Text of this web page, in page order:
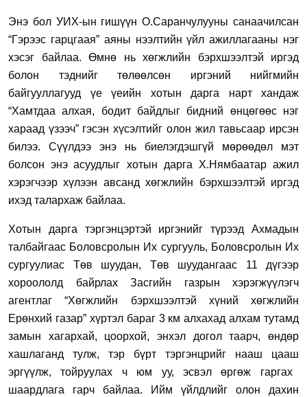
Энэ бол УИХ-ын гишүүн О.Саранчулууны санаачилсан
“Гэрээс гарцгаая” аяны нээлтийн үйл ажиллагааны нэг
хэсэг байлаа. Өмнө нь хөгжлийн бэрхшээлтэй иргэд
болон тэднийг төлөөлсөн иргэний нийгмийн
байгууллагууд үе үеийн хотын дарга нарт хандаж
“Хамтдаа алхая, бодит байдлыг бидний өнцөгөөс нэг
хараад үзээч” гэсэн хүсэлтийг олон жил тавьсаар ирсэн
билээ. Сүүлдээ энэ нь биелэгдэшгүй мөрөөдөл мэт
болсон энэ асуудлыг хотын дарга Х.Нямбаатар ажил
хэрэгчээр хүлээн авсанд хөгжлийн бэрхшээлтэй иргэд
ихэд талархаж байлаа.
Хотын дарга тэргэнцэртэй иргэнийгтүрээдАхмадын
талбайгаас Боловсролын Их сургууль, Боловсролын Их
сургуулиас Төв шуудан, Төв шуудангаас 11 дүгээр
хороололд байрлах Засгийн газрын хэрэгжүүлэгч
агентлаг “Хөгжлийн бэрхшээлтэй хүний хөгжлийн
Ерөнхий газар” хүртэл бараг 3 км алхахад алхам тутамд
замын хагархай, цоорхой, энхэл доголтаарч,өндөр
хашлаганд тулж, тэр бүрт тэргэнцрийг нааш цааш
эргүүлж,тойруулах ч юм уу, эсвэлөргөж гаргах
шаардлага гарч байлаа. Ийм үйлдлийг олон дахин